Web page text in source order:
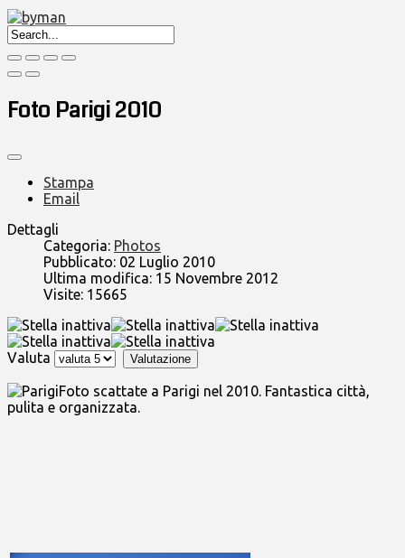
Foto Parigi 2010
Stampa
Email
Dettagli
Categoria: Photos
Pubblicato: 02 Luglio 2010
Ultima modifica: 15 Novembre 2012
Visite: 15665
Valuta
Foto scattate a Parigi nel 2010. Fantastica città,
pulita e organizzata.